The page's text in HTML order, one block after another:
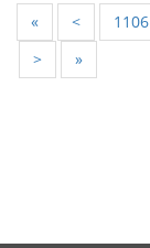
« < 1106
>
»